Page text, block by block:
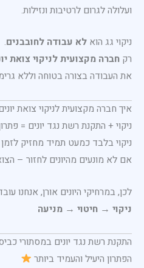
ועלולה לגרום לרטיבות ונזילות.
ניקוי גג הוא לא עבודה לחובבנים.
רק חברה מקצועית לניקוי צואת
את העבודה בצורה בטוחה וללא
איך חברה מקצועית לניקוי צואת
ניקוי + התקנת רשת נגד יונים =
ניקוי בלבד כמעט תמיד מחזיק
אם לא מונעים מהיונים לחזור –
לכן, במרחיקי היונים אורן, אנחנו
ניקוי → חיטוי → מניעה
התקנת רשת נגד יונים במסתורי
הפתרון היעיל והעמיד ביותר